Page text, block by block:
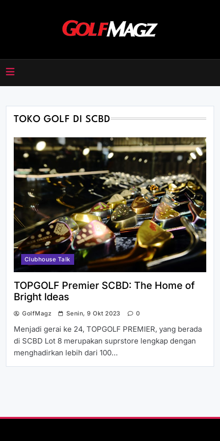
TOKO GOLF DI SCBD
Clubhouse Talk
TOPGOLF Premier SCBD: The Home of
Bright Ideas
GolfMagz Senin, 9 Okt 2023 0
Menjadi gerai ke 24, TOPGOLF PREMIER, yang berada
di SCBD Lot 8 merupakan suprstore lengkap dengan
menghadirkan lebih dari 100…